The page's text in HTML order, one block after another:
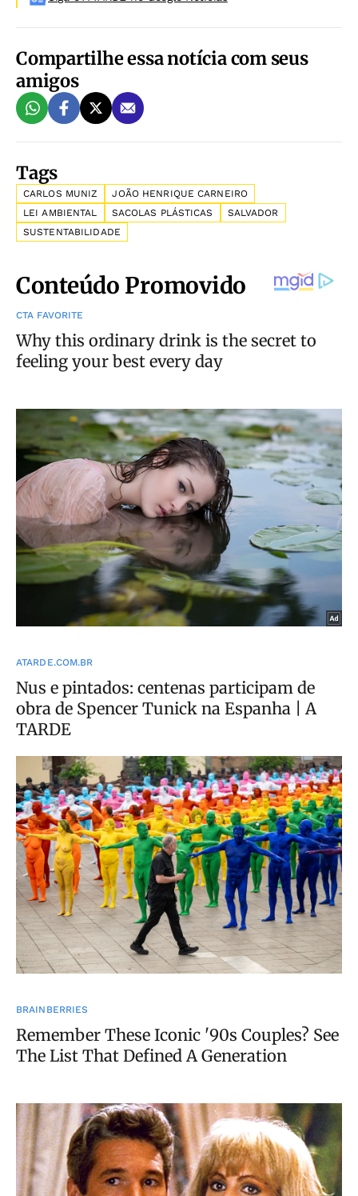
Compartilhe essa notícia com seus
amigos
Tags
CARLOS MUNIZ
JOÃO HENRIQUE CARNEIRO
LEI AMBIENTAL
SACOLAS PLÁSTICAS
SALVADOR
SUSTENTABILIDADE